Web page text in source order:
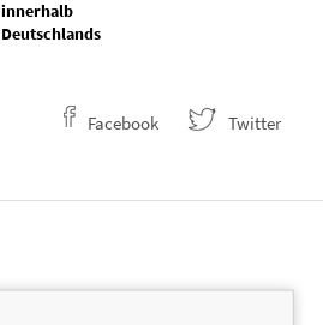
innerhalb
Deutschlands
Facebook Twitter